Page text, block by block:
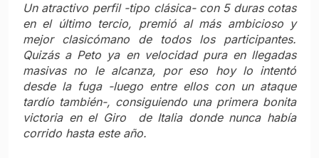
Un atractivo perfil -tipo clásica- con 5 duras cotas
en el último tercio, premió al más ambicioso y
mejor clasicómano de todos los participantes.
Quizás a Peto ya en velocidad pura en llegadas
masivas no le alcanza, por eso hoy lo intentó
desde la fuga -luego entre ellos con un ataque
tardío también-, consiguiendo una primera bonita
victoria en el Giro de Italia donde nunca había
corrido hasta este año.